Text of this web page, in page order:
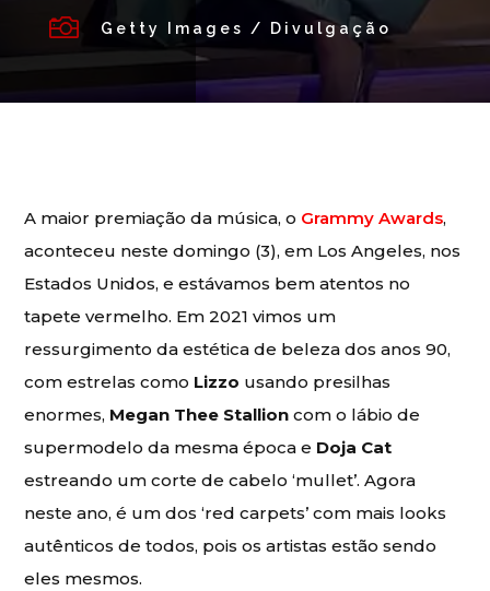
 Getty Images / Divulgação
A maior premiação da música, o Grammy Awards,
aconteceu neste domingo (3), em Los Angeles, nos
Estados Unidos, e estávamos bem atentos no
tapete vermelho. Em 2021 vimos um
ressurgimento da estética de beleza dos anos 90,
com estrelas como Lizzo usando presilhas
enormes, Megan Thee Stallioncom o lábio de
supermodelo da mesma época e Doja Cat
estreando um corte de cabelo ‘mullet’. Agora
neste ano, é um dos ‘red carpets’ com mais looks
autênticos de todos, pois os artistas estão sendo
eles mesmos.